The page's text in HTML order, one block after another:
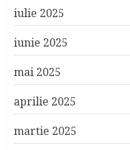
iulie 2025
iunie 2025
mai 2025
aprilie 2025
martie 2025